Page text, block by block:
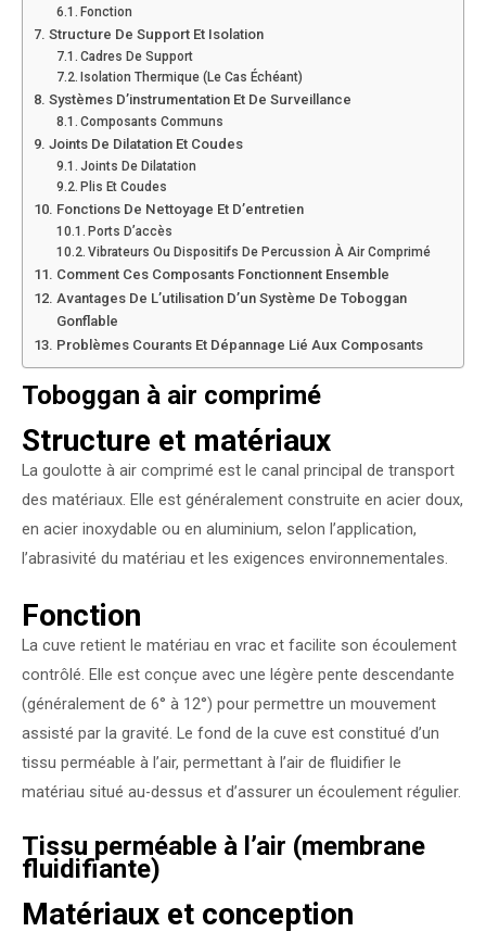
Fonction
Structure De Support Et Isolation
Cadres De Support
Isolation Thermique (le Cas Échéant)
Systèmes D’instrumentation Et De Surveillance
Composants Communs
Joints De Dilatation Et Coudes
Joints De Dilatation
Plis Et Coudes
Fonctions De Nettoyage Et D’entretien
Ports D’accès
Vibrateurs Ou Dispositifs De Percussion À Air Comprimé
Comment Ces Composants Fonctionnent Ensemble
Avantages De L’utilisation D’un Système De Toboggan
Gonflable
Problèmes Courants Et Dépannage Lié Aux Composants
Toboggan à air comprimé
Structure et matériaux
La goulotte à air comprimé est le canal principal de transport
des matériaux. Elle est généralement construite en acier doux,
en acier inoxydable ou en aluminium, selon l’application,
l’abrasivité du matériau et les exigences environnementales.
Fonction
La cuve retient le matériau en vrac et facilite son écoulement
contrôlé. Elle est conçue avec une légère pente descendante
(généralement de 6° à 12°) pour permettre un mouvement
assisté par la gravité. Le fond de la cuve est constitué d’un
tissu perméable à l’air, permettant à l’air de fluidifier le
matériau situé au-dessus et d’assurer un écoulement régulier.
Tissu perméable à l’air (membrane
fluidifiante)
Matériaux et conception